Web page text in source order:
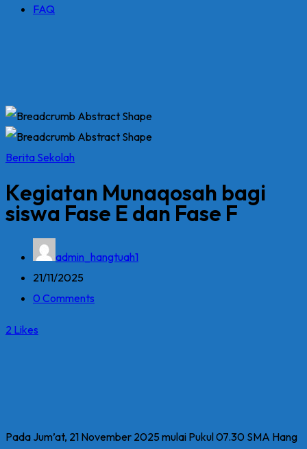
FAQ
Berita Sekolah
Kegiatan Munaqosah bagi
siswa Fase E dan Fase F
admin_hangtuah1
21/11/2025
0 Comments
2 Likes
Pada Jum’at, 21 November 2025 mulai Pukul 07.30 SMA Hang